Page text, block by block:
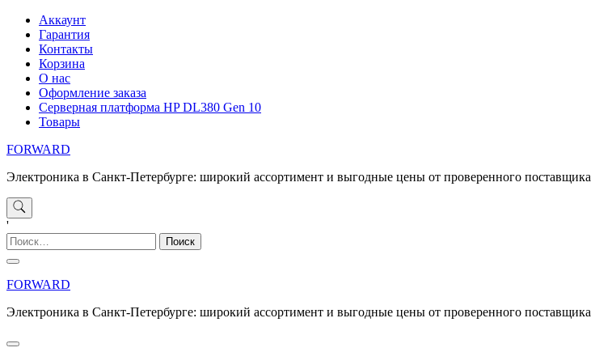
Перейти
содержимому
Аккаунт
Гарантия
Контакты
Корзина
О нас
Оформление заказа
Серверная платформа HP DL380 Gen 10
Товары
FORWARD
Электроника в Санкт-Петербурге: широкий ассортимент и выгодные цены от проверенного поставщика
'
Найти:
FORWARD
Электроника в Санкт-Петербурге: широкий ассортимент и выгодные цены от проверенного поставщика